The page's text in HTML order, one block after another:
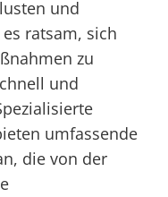
und
ratsam, sich
zu
und
umfassende
die von der